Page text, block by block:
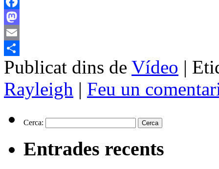
Facebook
Mastodon
Email
Comparteix
Publicat dins de Vídeo |
Rayleigh | Feu un
Cerca:
Entrades recents